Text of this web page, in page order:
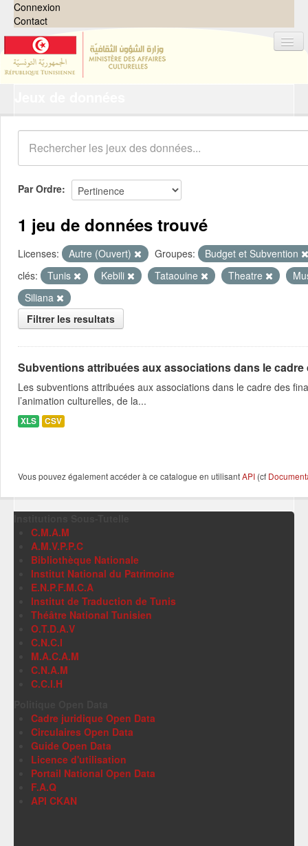
Connexion
Contact
Organisations
Groupes
Demandes 0
À propos
Par Ordre
1 jeu de données trouvé
Licenses: Autre (Ouvert) Groupes:
Budget et Subvention
clés:
Tunis Kebili Tataouine Theatre
Siliana
Filtrer les resultats
Subventions attribuées aux associations dans le
Les subventions attribuées aux associations dans le cadre des
l’animation culturelles, de la...
XLS CSV
Vous pouvez également accéder à ce catalogue en utilisantAPI (cf
C.M.A.M
A.M.V.P.P.C
Bibliothèque Nationale
Institut National du Patrimoine
E.N.P.F.M.C.A
Institut de Traduction de Tunis
Théâtre National Tunisien
O.T.D.A.V
C.N.C.I
M.A.C.A.M
C.N.A.M
C.C.I.H
Cadre juridique Open Data
Circulaires Open Data
Guide Open Data
Licence d'utilisation
Portail National Open Data
F.A.Q
API CKAN